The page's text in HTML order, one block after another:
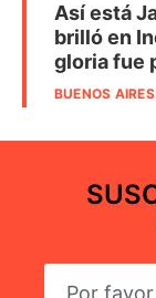
Así está
brilló en
gloria fue
BUENOS AIRES